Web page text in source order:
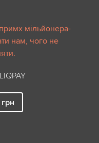
мільйонера-
нам, чого не
грн